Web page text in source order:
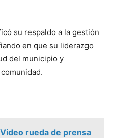
su respaldo a la gestión
en que su liderazgo
del municipio y
Video rueda de prensa